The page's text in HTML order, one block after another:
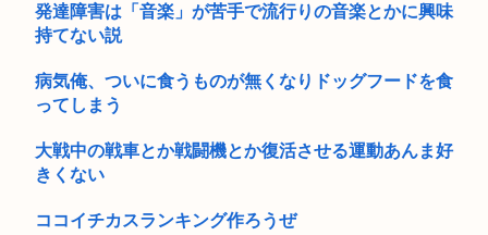
発達障害は「音楽」が苦手で流行りの音楽とかに興味
持てない説
病気俺、ついに食うものが無くなりドッグフードを食
ってしまう
大戦中の戦車とか戦闘機とか復活させる運動あんま好
きくない
ココイチカスランキング作ろうぜ